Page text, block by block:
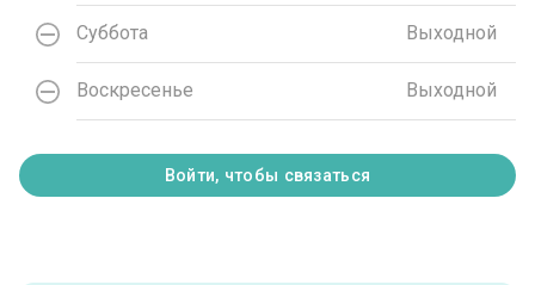
Суббота Выходной
Воскресенье Выходной
Войти, чтобы связаться